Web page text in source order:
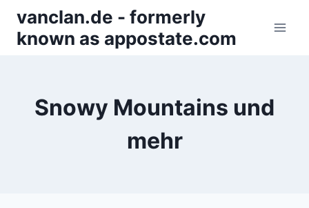
Inhalt
springen
vanclan.de - formerly
known as appostate.com
Snowy Mountains und
mehr